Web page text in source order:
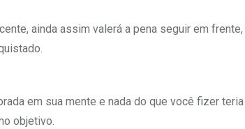
ainda assim valerá a pena seguir em frente,
em sua mente e nada do que você fizer
objetivo.